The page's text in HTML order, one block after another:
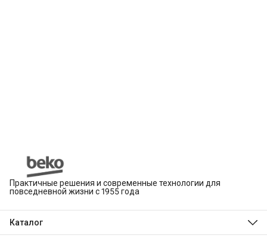
Практичные решения и современные технологии для
повседневной жизни с 1955 года
Каталог